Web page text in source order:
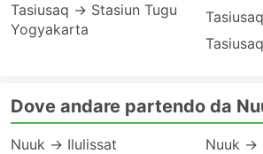
Tasiusaq → Stasiun Tugu
Yogyakarta
Dove andare partendo da
Nuuk → Ilulissat
Nuuk →